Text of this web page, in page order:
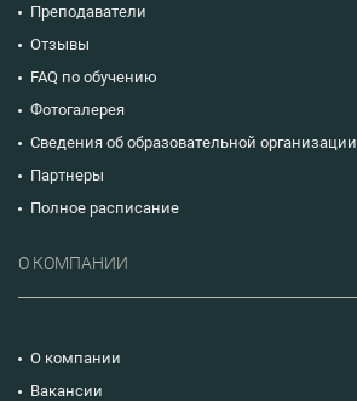
Преподаватели
Отзывы
FAQ по обучению
Фотогалерея
Сведения об образовательной организации
Партнеры
Полное расписание
О КОМПАНИИ
О компании
Вакансии